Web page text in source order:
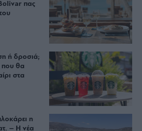
πας
ή δροσιά;
θα
στα
η
– Η νέα